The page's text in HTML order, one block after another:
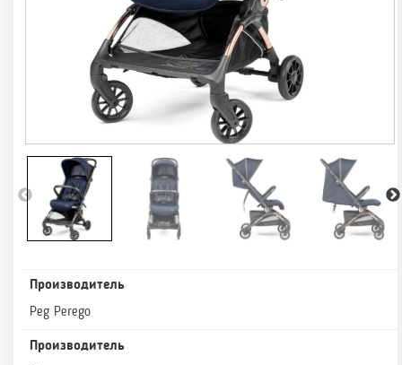
Производитель
Peg Perego
Производитель